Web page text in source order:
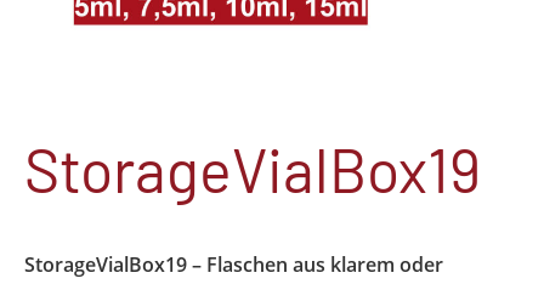
StorageVialBox19
StorageVialBox19 – Flaschen aus klarem oder